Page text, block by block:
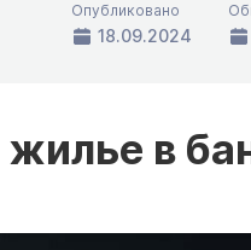
Опубликовано
18.09.2024
в